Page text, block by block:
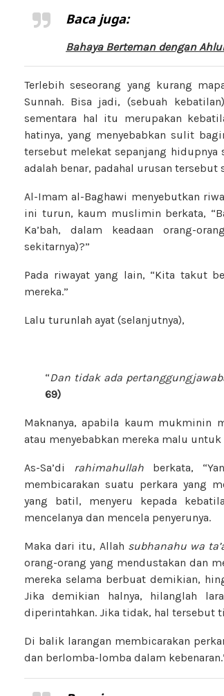
Baca juga:
Bahaya Berteman dengan
Terlebih seseorang yang kurang
Sunnah. Bisa jadi, (sebuah
sementara hal itu merupakan
hatinya, yang menyebabkan sulit
tersebut melekat sepanjang hidupnya
adalah benar, padahal urusan
Al-Imam al-Baghawi menyebutkan
ini turun, kaum muslimin berkata,
Ka’bah, dalam keadaan orang-
sekitarnya)?”
Pada riwayat yang lain, “Kita takut
mereka.”
Lalu turunlah ayat (selanjutnya),
“Dan tidak ada
69)
Maknanya, apabila kaum mukminin
atau menyebabkan mereka malu
As-Sa’di rahimahullah berkata,
membicarakan suatu perkara yang
yang batil, menyeru kepada
mencelanya dan mencela penyerunya.
Maka dari itu, Allah subhanahu wa
orang-orang yang mendustakan dan
mereka selama berbuat demikian,
Jika demikian halnya, hilanglah
diperintahkan. Jika tidak, hal tersebut
Di balik larangan membicarakan
dan berlomba-lomba dalam